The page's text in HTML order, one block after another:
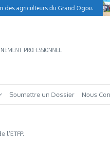
agriculteurs du Grand Ogou.
PROFESSIONNEL
Soumettre un Dossier Nous